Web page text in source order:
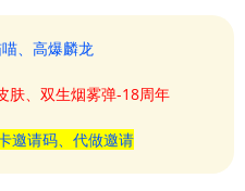
、高爆麟龙
肤、双生烟雾弹-18周年
邀请码、代做邀请